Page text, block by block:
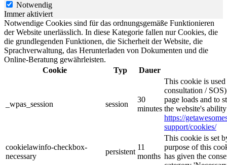
Notwendig
Immer aktiviert
Notwendige Cookies sind für das ordnungsgemäße Funktionieren
der Website unerlässlich. In diese Kategorie fallen nur Cookies, die
die grundlegenden Funktionen, die Sicherheit der Website, die
Sprachverwaltung, das Herunterladen von Dokumenten und die
Online-Beratung gewährleisten.
Cookie
Typ Dauer
_wpas_session session
30
minutes
This cookie is
consultation /
page loads and to
the website's
https://
support/cookies/
cookielawinfo-checkbox-
necessary
persistent
11
months
This cookie is set
purpose of this
has given the